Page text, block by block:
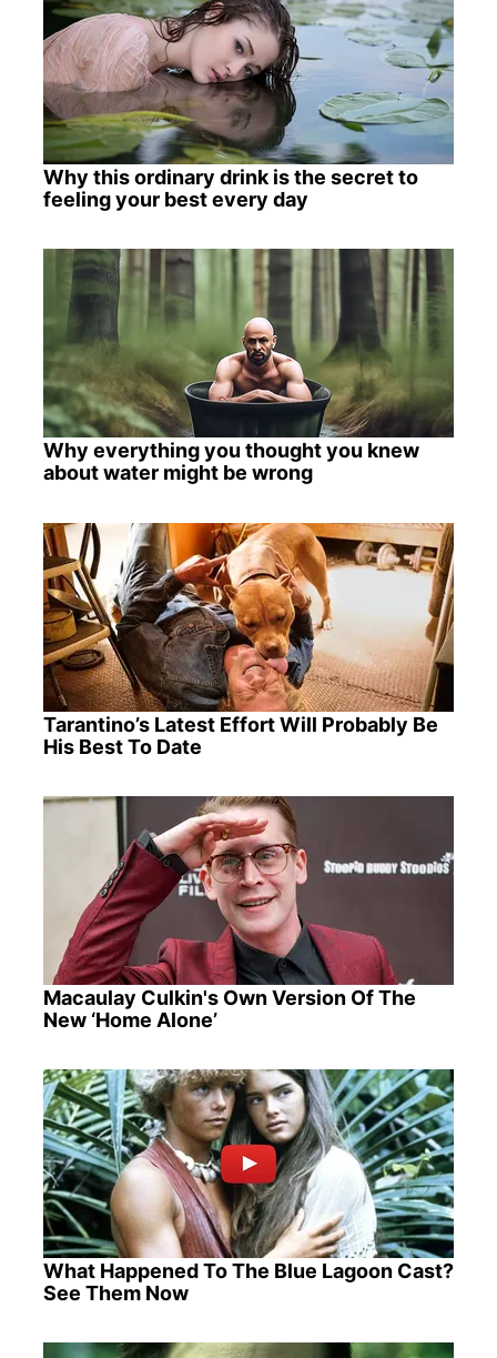
Why this ordinary drink is the secret to
feeling your best every day
Why everything you thought you knew
about water might be wrong
Tarantino’s Latest Effort Will Probably Be
His Best To Date
Macaulay Culkin's Own Version Of The
New ‘Home Alone’
What Happened To The Blue Lagoon Cast?
See Them Now